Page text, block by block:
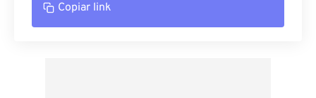
Copiar link